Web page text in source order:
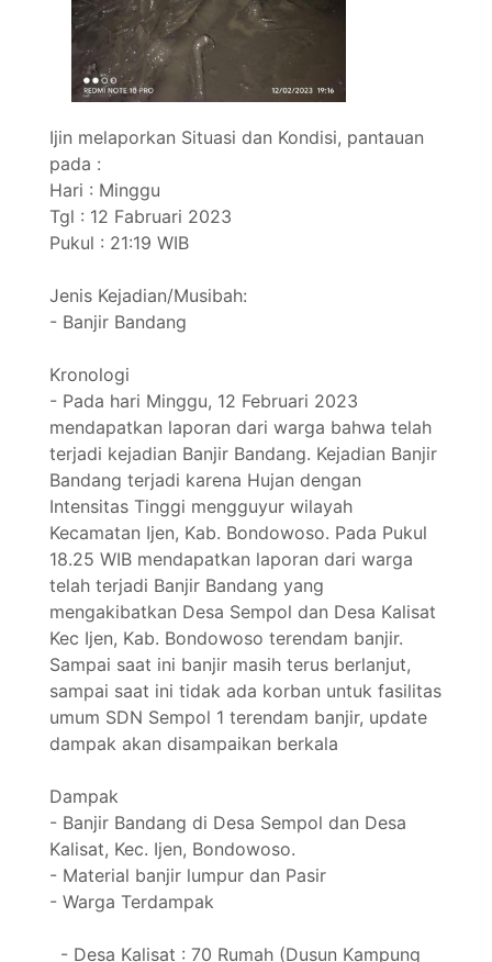
Ijin melaporkan Situasi dan Kondisi, pantauan
pada :
Hari : Minggu
Tgl : 12 Fabruari 2023
Pukul : 21:19 WIB
Jenis Kejadian/Musibah:
- Banjir Bandang
Kronologi
- Pada hari Minggu, 12 Februari 2023
mendapatkan laporan dari warga bahwa telah
terjadi kejadian Banjir Bandang. Kejadian Banjir
Bandang terjadi karena Hujan dengan
Intensitas Tinggi mengguyur wilayah
Kecamatan Ijen, Kab. Bondowoso. Pada Pukul
18.25 WIB mendapatkan laporan dari warga
telah terjadi Banjir Bandang yang
mengakibatkan Desa Sempol dan Desa Kalisat
Kec Ijen, Kab. Bondowoso terendam banjir.
Sampai saat ini banjir masih terus berlanjut,
sampai saat ini tidak ada korban untuk fasilitas
umum SDN Sempol 1 terendam banjir, update
dampak akan disampaikan berkala
Dampak
- Banjir Bandang di Desa Sempol dan Desa
Kalisat, Kec. Ijen, Bondowoso.
- Material banjir lumpur dan Pasir
- Warga Terdampak
- Desa Kalisat : 70 Rumah (Dusun Kampung